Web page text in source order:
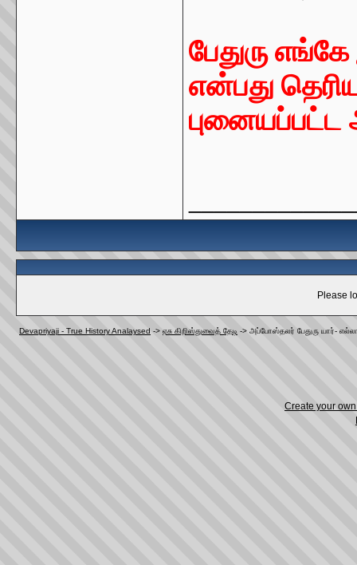
பேதுரு
என்பது
Please
Devapriyaji - True History Analaysed -> ஏசு கிறிஸ்துவைத் தேடி -> அப்போஸ்தலர் பேதுரு யார்-
Create your